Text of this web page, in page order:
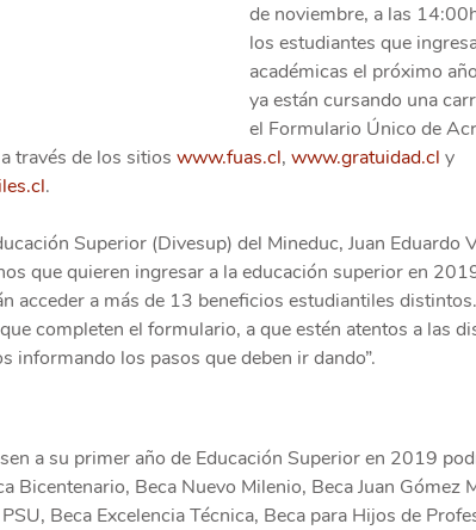
de noviembre, a las
los estudiantes que
académicas el próximo
ya están cursando una
el Formulario Único de
través de los sitios www.fuas.cl, www.gratuidad.cl y
.
Superior (Divesup) del Mineduc, Juan Eduardo
que quieren ingresar a la educación superior en
acceder a más de 13 beneficios estudiantiles
completen el formulario, a que estén atentos a las
informando los pasos que deben ir dando”.
a su primer año de Educación Superior en 2019
Bicentenario, Beca Nuevo Milenio, Beca Juan Gómez
Beca Excelencia Técnica, Beca para Hijos de